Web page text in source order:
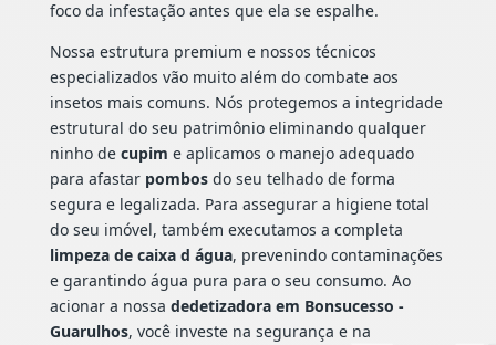
foco da infestação antes que ela se espalhe.
Nossa estrutura premium e nossos técnicos
especializados vão muito além do combate aos
insetos mais comuns. Nós protegemos a integridade
estrutural do seu patrimônio eliminando qualquer
ninho de cupim e aplicamos o manejo adequado
para afastar pombosdo seu telhado de forma
segura e legalizada. Para assegurar a higiene total
do seu imóvel, também executamos a completa
limpeza de caixa d água, prevenindo contaminações
e garantindo água pura para o seu consumo. Ao
acionar a nossa dedetizadora em Bonsucesso -
Guarulhos, você investe na segurança e na